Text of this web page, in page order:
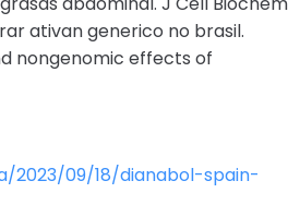
ativan generico no brasil.
nongenomic effects of
2023/09/18/dianabol-spain-